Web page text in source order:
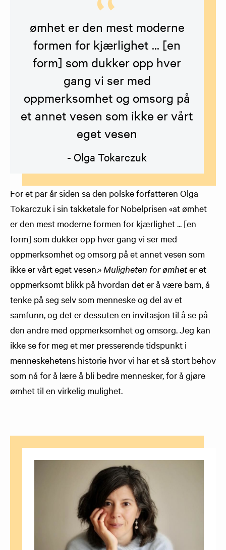
ømhet er den mest moderne
formen for kjærlighet ... [en
form] som dukker opp hver
gang vi ser med
oppmerksomhet og omsorg på
et annet vesen som ikke er vårt
eget vesen
- Olga Tokarczuk
For et par år siden sa den polske forfatteren Olga
Tokarczuk i sin takketale for Nobelprisen «at ømhet
er den mest moderne formen for kjærlighet ... [en
form] som dukker opp hver gang vi ser med
oppmerksomhet og omsorg på et annet vesen som
ikke er vårt eget vesen.» Muligheten for ømheter et
oppmerksomt blikk på hvordan det er å være barn, å
tenke på seg selv som menneske og del av et
samfunn, og det er dessuten en invitasjon til å se på
den andre med oppmerksomhet og omsorg. Jeg kan
ikke se for meg et mer presserende tidspunkt i
menneskehetens historie hvor vi har et så stort behov
som nå for å lære å bli bedre mennesker, for å gjøre
ømhet til en virkelig mulighet.